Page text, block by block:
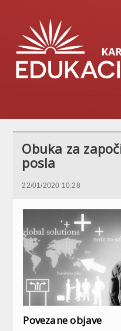
Obuka za
posla
22/01/2020 10:28
Povezane objave